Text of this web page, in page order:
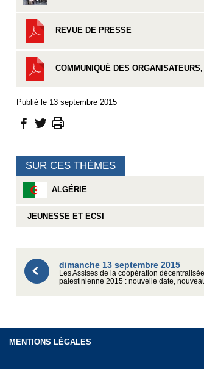
REVUE DE PRESSE
COMMUNIQUÉ DES
Publié le 13 septembre 2015
SUR CES THÈMES
ALGÉRIE
JEUNESSE ET ECSI
dimanche 13 septembre 2015
Les Assises de la coopération
palestinienne 2015 : nouvelle date,
MENTIONS LÉGALES